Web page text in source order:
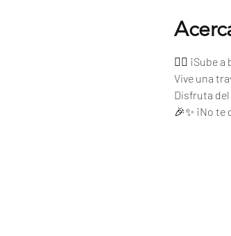
🏴‍☠️ ¡Sube
Vive una
Disfruta
🎉✨ ¡No